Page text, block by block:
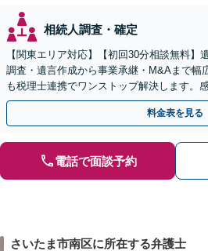
相続人調査・確定
【関東エリア対応】【初回30分相談無料】
調査・遺言作成から事業承継・M&Aまで幅
も税理士連携でワンストップ解決します。
紛争予防をご検討の方も、お気軽にご相談
料金表を見る
電話で面談予約
さいたま市南区に所在する弁護士